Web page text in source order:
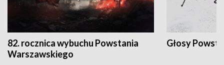
82. rocznica wybuchu Powstania
Warszawskiego
Głosy